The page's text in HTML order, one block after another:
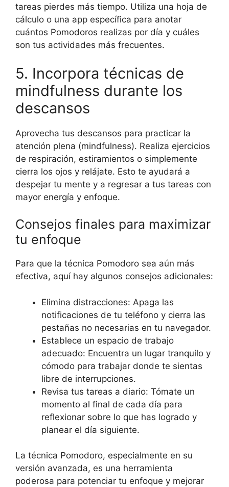
tareas pierdes más tiempo. Utiliza una hoja de
cálculo o una app específica para anotar
cuántos Pomodoros realizas por día y cuáles
son tus actividades más frecuentes.
5. Incorpora técnicas de
mindfulness durante los
descansos
Aprovecha tus descansos para practicar la
atención plena (mindfulness). Realiza ejercicios
de respiración, estiramientos o simplemente
cierra los ojos y relájate. Esto te ayudará a
despejar tu mente y a regresar a tus tareas con
mayor energía y enfoque.
Consejos finales para maximizar
tu enfoque
Para que la técnica Pomodoro sea aún más
efectiva, aquí hay algunos consejos adicionales:
Elimina distracciones: Apaga las
notificaciones de tu teléfono y cierra las
pestañas no necesarias en tu navegador.
Establece un espacio de trabajo
adecuado: Encuentra un lugar tranquilo y
cómodo para trabajar donde te sientas
libre de interrupciones.
Revisa tus tareas a diario: Tómate un
momento al final de cada día para
reflexionar sobre lo que has logrado y
planear el día siguiente.
La técnica Pomodoro, especialmente en su
versión avanzada, es una herramienta
poderosa para potenciar tu enfoque y mejorar